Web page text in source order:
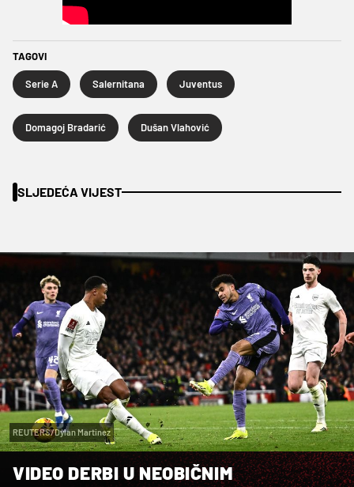
TAGOVI
Serie A Salernitana Juventus
Domagoj Bradarić Dušan Vlahović
SLJEDEĆA VIJEST
REUTERS/Dylan Martinez
VIDEO DERBI U NEOBIČNIM